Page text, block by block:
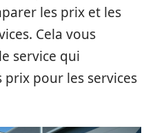
les prix et les
Cela vous
service qui
pour les services